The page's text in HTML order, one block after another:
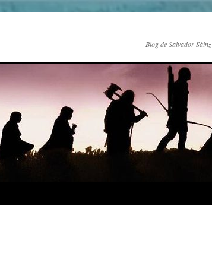
Blog de Salvador Sáinz